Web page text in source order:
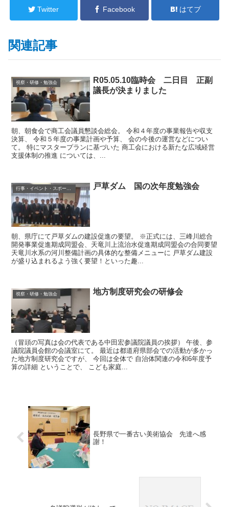
Twitter Facebook はてブ
関連記事
視察・研修・勉強会
R05.05.10臨時会 二日目 正副
議長が決まりました
朝、朝食会で商工会議員懇談会総会。 令和４年度の事業報告や収支
決算、 令和５年度の事業計画や予算、 会の今後の運営などについ
て。 特にマスタープランに基づいた 商工会における新たな広域経営
支援体制の推進 については、...
行事・イベント・スポーツ等 戸草ダム 国の次年度勉強会
朝、県庁にて戸草ダムの建設促進の要望。 ※正式には、三峰川総合
開発事業促進期成同盟会、天竜川上流治水促進期成同盟会の合同要望
天竜川水系の河川整備計画の具体的な整備メニューに 戸草ダム建設
が盛り込まれるよう強く要望！といった趣...
視察・研修・勉強会 地方制度研究会の研修会
（冒頭の写真は会の代表である中田宏参議院議員の挨拶） 午後、参
議院議員会館の会議室にて。 最近は都道府県部会での活動が多かっ
た地方制度研究会ですが、 今回は全体で 自治体関連の令和6年度予
算の詳細 ということで、 こども家庭...
長野県で一番古い美術協会 先達へ感
謝！